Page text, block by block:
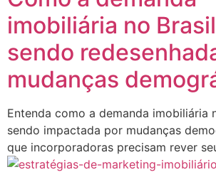
imobiliária no
sendo
mudanças
Entenda como a demanda imobiliária
sendo impactada por mudanças
que incorporadoras precisam rever